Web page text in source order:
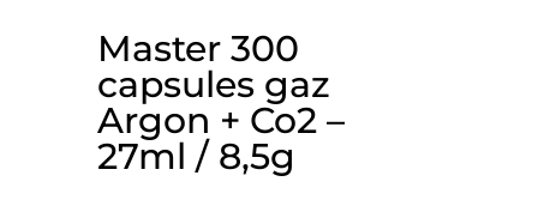
Master 300
capsules gaz
Argon + Co2 –
27ml / 8,5g